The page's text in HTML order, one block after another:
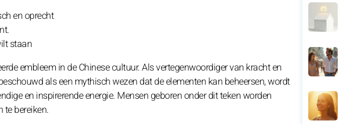
en oprecht
staan
embleem in de Chinese cultuur. Als vertegenwoordiger van kracht en
als een mythisch wezen dat de elementen kan beheersen, wordt
en inspirerende energie. Mensen geboren onder dit teken worden
bereiken.